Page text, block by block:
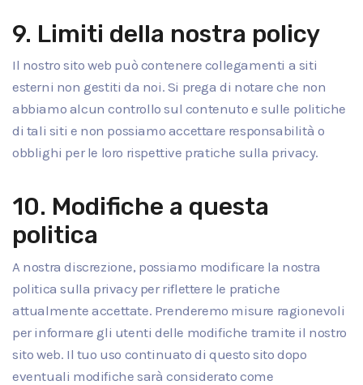
9. Limiti della nostra policy
Il nostro sito web può contenere collegamenti a siti
esterni non gestiti da noi. Si prega di notare che non
abbiamo alcun controllo sul contenuto e sulle politiche
di tali siti e non possiamo accettare responsabilità o
obblighi per le loro rispettive pratiche sulla privacy.
10. Modifiche a questa
politica
A nostra discrezione, possiamo modificare la nostra
politica sulla privacy per riflettere le pratiche
attualmente accettate. Prenderemo misure ragionevoli
per informare gli utenti delle modifiche tramite il nostro
sito web. Il tuo uso continuato di questo sito dopo
eventuali modifiche sarà considerato come